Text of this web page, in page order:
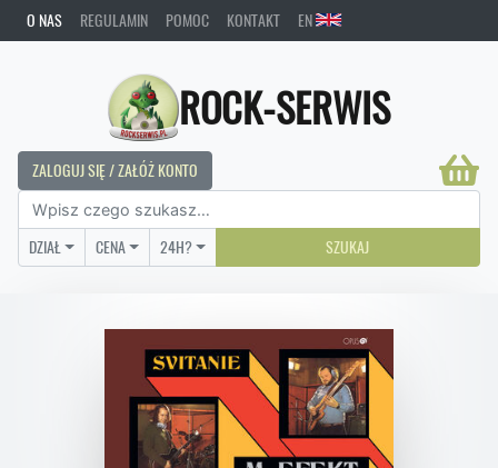
O NAS REGULAMIN POMOC KONTAKT EN
ROCK-SERWIS
ZALOGUJ SIĘ / ZAŁÓŻ KONTO
DZIAŁ CENA 24H? SZUKAJ